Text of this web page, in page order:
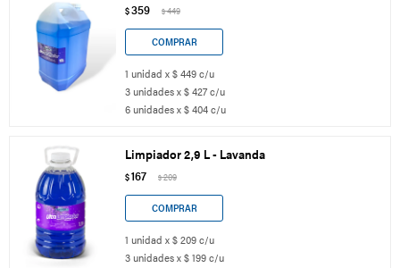
$359 $449
1 unidad x $ 449 c/u
3 unidades x $ 427 c/u
6 unidades x $ 404 c/u
Limpiador 2,9 L - Lavanda
$167 $209
1 unidad x $ 209 c/u
3 unidades x $ 199 c/u